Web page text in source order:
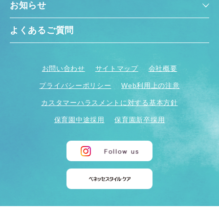
お知らせ
よくあるご質問
お問い合わせ サイトマップ 会社概要
プライバシーポリシー Web利用上の注意
カスタマーハラスメントに対する基本方針
保育園中途採用 保育園新卒採用